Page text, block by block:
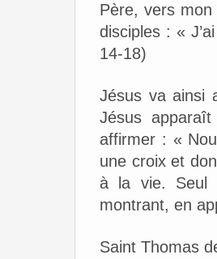
Père, vers
disciples : «
14-18)
Jésus va ainsi
Jésus
affirmer : «
une croix et
à la vie. Seul
montrant, en
Saint Thomas